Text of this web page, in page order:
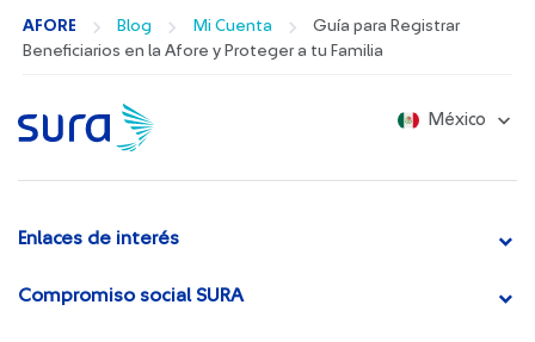
AFORE Blog Mi Cuenta
Guía para Registrar
Beneficiarios en la Afore y Proteger a tu Familia
México
Enlaces de interés
Compromiso social SURA